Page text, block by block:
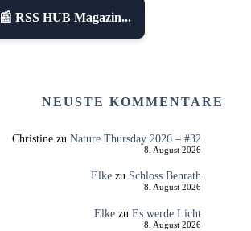
📰 RSS HUB Magazin...
NEUSTE KOMMENTARE
Christinezu Nature Thursday 2026 – #32
8. August 2026
Elkezu Schloss Benrath
8. August 2026
Elkezu Es werde Licht
8. August 2026